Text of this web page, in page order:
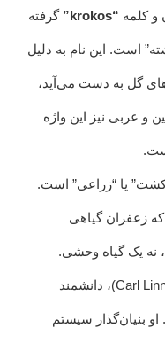
و کلمه “krokos” گرفته
است. این نام به دلیل
گل به دست می‌آید،
و عربی نیز این واژه
کشت” یا “زراعی” است.
زعفران گیاهی
یک گیاه وحشی.
(Carl Linnaeus)، دانشمند
بنیان‌گذار سیستم